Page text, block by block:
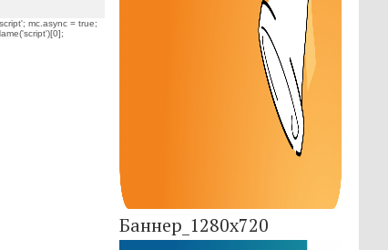
Баннер_1280x720
mc.async = true;